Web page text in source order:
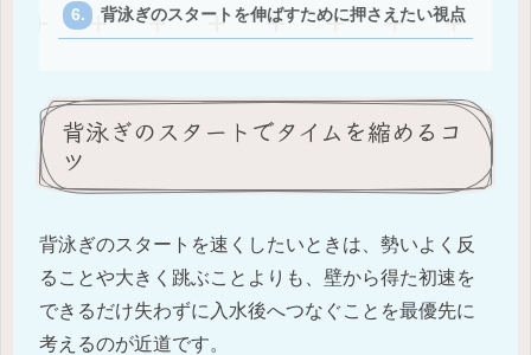
背泳ぎのスタートを伸ばすために押さえたい視点
背泳ぎのスタートでタイムを縮めるコ
ツ
背泳ぎのスタートを速くしたいときは、勢いよく反
ることや大きく跳ぶことよりも、壁から得た初速を
できるだけ失わずに入水後へつなぐことを最優先に
考えるのが近道です。